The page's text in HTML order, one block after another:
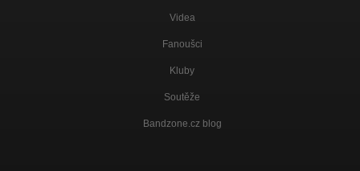
Videa
Fanoušci
Kluby
Soutěže
Bandzone.cz blog